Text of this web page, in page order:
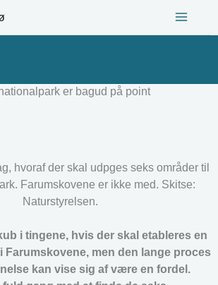
er bagud på point
hvoraf der skal udpges seks områder til
Farumskovene er ikke med. Skitse:
Naturstyrelsen.
i tingene, hvis der skal etableres en
Farumskovene, men den lange proces
kan vise sig af være en fordel.